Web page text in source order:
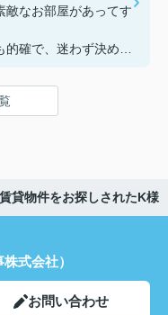
敵なお部屋があってす
確で、迷わず決める
元気(o・・o)/~お店に
貸物件をお探しされたK様
式会社）
お問い合わせ